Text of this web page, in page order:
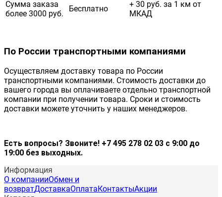
Сумма заказа
более 3000 руб.
Бесплатно
+ 30 руб. за 1 км от
МКАД
По России транспортными компаниями
Осуществляем доставку товара по России
транспортными компаниями. Стоимость доставки до
вашего города вы оплачиваете отдельно транспортной
компании при получении товара. Сроки и стоимость
доставки можете уточнить у наших менеджеров.
Есть вопросы? Звоните! +7 495 278 02 03 с 9:00 до
19:00 без выходных.
Информация
О компанииОбмен и
возвратДоставкаОплата КонтактыАкции